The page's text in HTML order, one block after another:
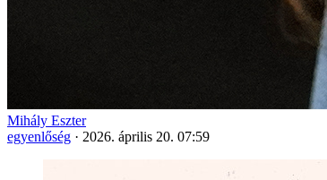
Mihály Eszter
egyenlőség · 2026. április 20. 07:59